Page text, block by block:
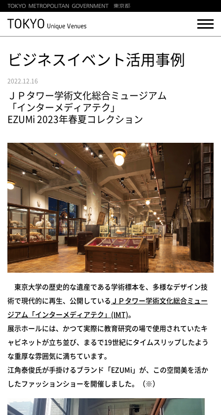
ビジネスイベント活用事例
2022.12.16
ＪＰタワー学術文化総合ミュージアム
「インターメディアテク」
EZUMi 2023年春夏コレクション
東京大学の歴史的な遺産である学術標本を、多様なデザイン技
術で現代的に再生、公開している ＪＰタワー学術文化総合ミュー
ジアム「インターメディアテク」(IMT)。
展示ホールには、かつて実際に教育研究の場で使用されていたキ
ャビネットが立ち並び、まるで19世紀にタイムスリップしたよう
な重厚な雰囲気に満ちています。
江角泰俊氏が手掛けるブランド「EZUMi」が、この空間美を活か
したファッションショーを開催しました。（※）